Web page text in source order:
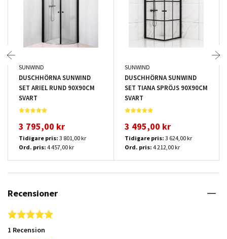
SUNWIND
DUSCHHÖRNA SUNWIND
SET ARIEL RUND 90X90CM
SVART
3 795,00 kr
Tidigare pris: 3 801,00 kr
Ord. pris: 4 457,00 kr
SUNWIND
DUSCHHÖRNA SUNWIND
SET TIANA SPRÖJS 90X90CM
SVART
3 495,00 kr
Tidigare pris: 3 624,00 kr
Ord. pris: 4 212,00 kr
Recensioner
5.0 star rating
1 Recension